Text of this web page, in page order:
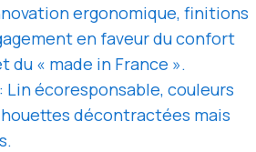
ergonomique, finitions
en faveur du confort
« made in France ».
: Lin écoresponsable, couleurs
décontractées mais